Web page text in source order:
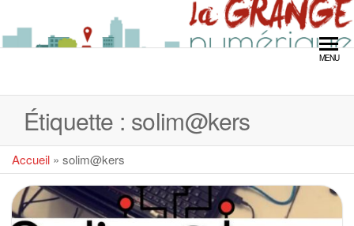
the
LA GRANGE
NUMÉRIQUE
MENU
Étiquette : solim@kers
Accueil » solim@kers